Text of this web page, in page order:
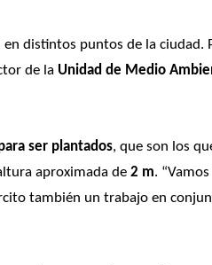
distintos puntos de la ciudad.
de la Unidad de Medio
ser plantados, que son los
aproximada de 2 m.
también un trabajo en